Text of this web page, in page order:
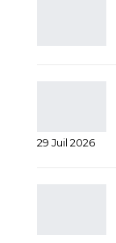
29 Juil 2026